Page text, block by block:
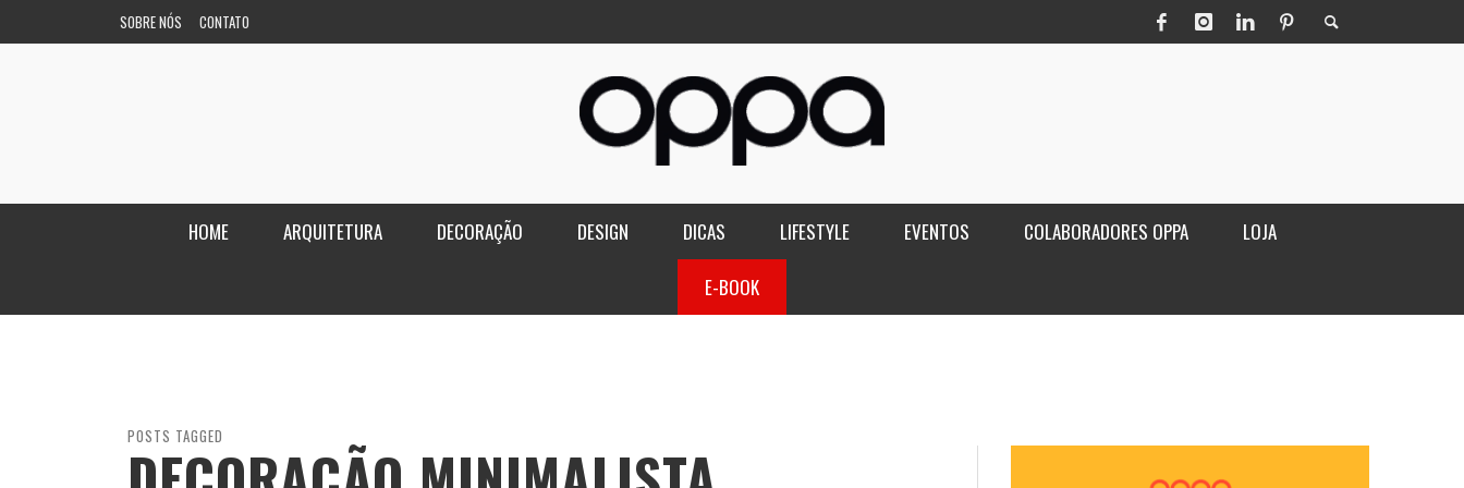
SOBRE NÓS CONTATO
HOME ARQUITETURA DECORAÇÃO DESIGN DICAS LIFESTYLE EVENTOS COLABORADORES OPPA LOJA
E-BOOK
POSTS TAGGED